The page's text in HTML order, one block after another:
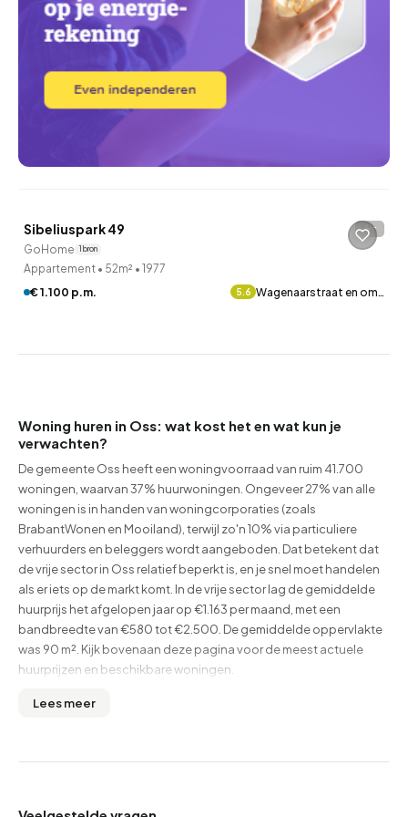
Sibeliuspark 49 -
GoHome 1 bron
Appartement • 52m² • 1977
€ 1.100 p.m.
5.6 Wagenaarstraat en om…
Woning huren in Oss: wat kost het en wat kun je
verwachten?
De gemeente Oss heeft een woningvoorraad van ruim 41.700
woningen, waarvan 37% huurwoningen. Ongeveer 27% van alle
woningen is in handen van woningcorporaties (zoals
BrabantWonen en Mooiland), terwijl zo'n 10% via particuliere
verhuurders en beleggers wordt aangeboden. Dat betekent dat
de vrije sector in Oss relatief beperkt is, en je snel moet handelen
als er iets op de markt komt. In de vrije sector lag de gemiddelde
huurprijs het afgelopen jaar op €1.163 per maand, met een
bandbreedte van €580 tot €2.500. De gemiddelde oppervlakte
was 90 m². Kijk bovenaan deze pagina voor de meest actuele
huurprijzen en beschikbare woningen.
Oss is een middelgrote stad in het noordoosten van Noord-
Lees meer